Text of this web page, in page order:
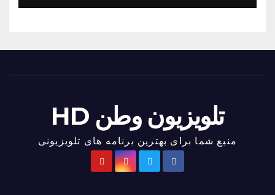
تلویزیون وطن HD
منبع شما برای بهترین برنامه های تلویزیونی